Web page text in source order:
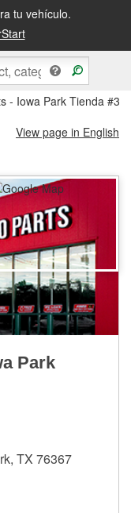
tu vehículo.
en la tienda
- Iowa Park Tienda
View page in English
Park
TX 76367